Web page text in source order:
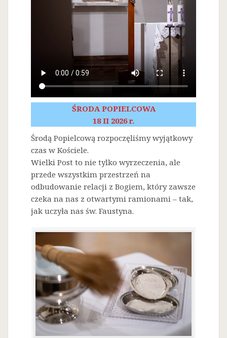
ŚRODA POPIELCOWA
18 II 2026 r.
Środą Popielcową rozpoczęliśmy wyjątkowy
czas w Kościele.
Wielki Post to nie tylko wyrzeczenia, ale
przede wszystkim przestrzeń na
odbudowanie relacji z Bogiem, który zawsze
czeka na nas z otwartymi ramionami – tak,
jak uczyła nas św. Faustyna.